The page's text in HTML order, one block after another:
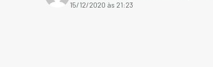
15/12/2020 às 21:23